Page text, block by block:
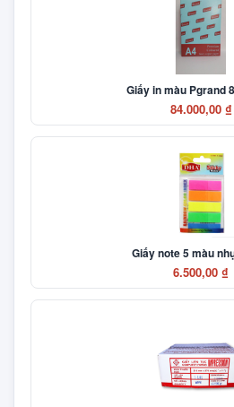
Giấy in màu Pgrand
84.000,00 ₫
Giấy note 5 màu
6.500,00 ₫